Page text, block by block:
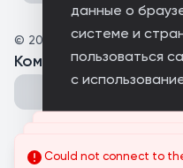
данные о
системе и
пользоваться
с
© 2026 LIL DIAMOND
Комментарии(0 )
Could not connect to